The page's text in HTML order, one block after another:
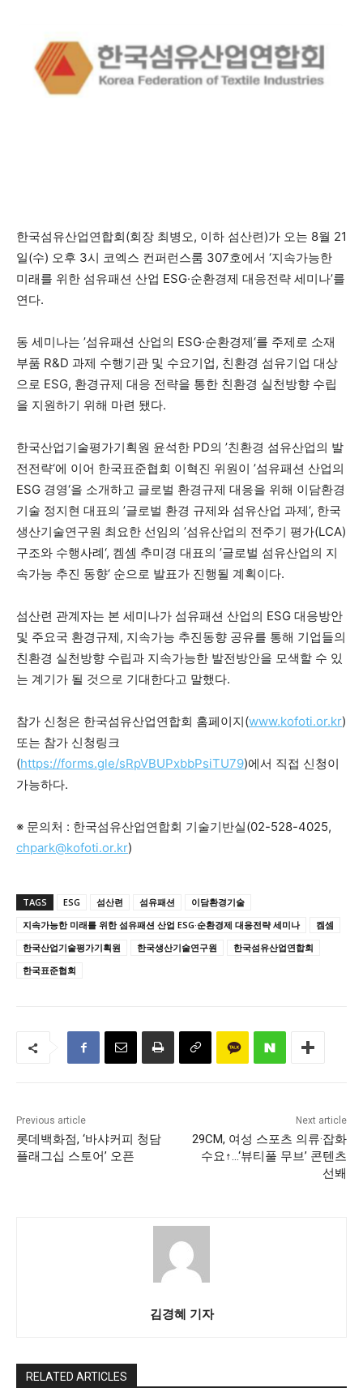
한국섬유산업연합회(회장 최병오, 이하 섬산련)가 오는 8월 21
일(수) 오후 3시 코엑스 컨퍼런스룸 307호에서 ‘지속가능한
미래를 위한 섬유패션 산업 ESG·순환경제 대응전략 세미나’를
연다.
동 세미나는 ’섬유패션 산업의 ESG·순환경제‘를 주제로 소재
부품 R&D 과제 수행기관 및 수요기업, 친환경 섬유기업 대상
으로 ESG, 환경규제 대응 전략을 통한 친환경 실천방향 수립
을 지원하기 위해 마련 됐다.
한국산업기술평가기획원 윤석한 PD의 ’친환경 섬유산업의 발
전전략‘에 이어 한국표준협회 이혁진 위원이 ’섬유패션 산업의
ESG 경영‘을 소개하고 글로벌 환경규제 대응을 위해 이담환경
기술 정지현 대표의 ’글로벌 환경 규제와 섬유산업 과제‘, 한국
생산기술연구원 최요한 선임의 ’섬유산업의 전주기 평가(LCA)
구조와 수행사례‘, 켐셈 추미경 대표의 ’글로벌 섬유산업의 지
속가능 추진 동향‘ 순으로 발표가 진행될 계획이다.
섬산련 관계자는 본 세미나가 섬유패션 산업의 ESG 대응방안
및 주요국 환경규제, 지속가능 추진동향 공유를 통해 기업들의
친환경 실천방향 수립과 지속가능한 발전방안을 모색할 수 있
는 계기가 될 것으로 기대한다고 말했다.
참가 신청은 한국섬유산업연합회 홈페이지(www.kofoti.or.kr)
또는 참가 신청링크
(https://forms.gle/sRpVBUPxbbPsiTU79)에서 직접 신청이
가능하다.
※ 문의처 : 한국섬유산업연합회 기술기반실(02-528-4025,
chpark@kofoti.or.kr)
TAGS ESG 섬산련 섬유패션
이담환경기술
지속가능한 미래를 위한 섬유패션 산업 ESG·순환경제 대응전략 세미나
켐셈
한국산업기술평가기획원
한국생산기술연구원
한국섬유산업연합회
한국표준협회
Previous article
롯데백화점, ‘바샤커피 청담
플래그십 스토어’ 오픈
Next article
29CM, 여성 스포츠 의류·잡화
수요↑…‘뷰티풀 무브’ 콘텐츠
선봬
김경혜 기자
RELATED ARTICLES